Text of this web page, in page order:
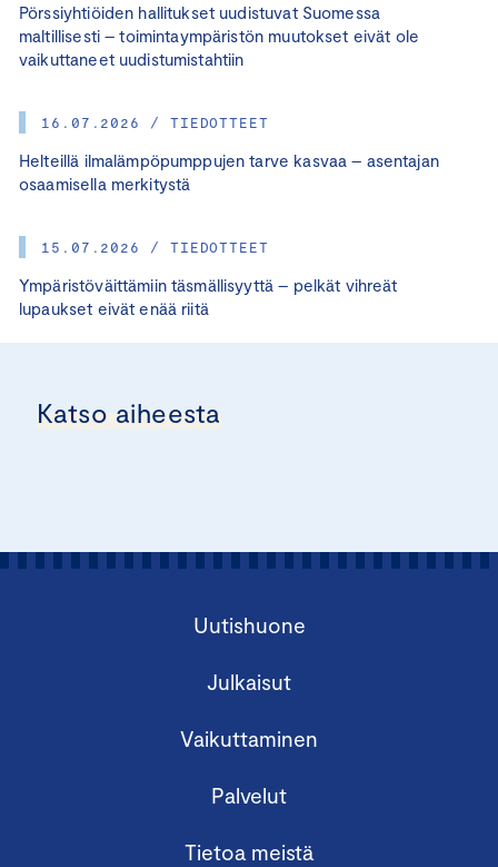
Pörssiyhtiöiden hallitukset uudistuvat Suomessa
maltillisesti – toimintaympäristön muutokset eivät ole
vaikuttaneet uudistumistahtiin
16.07.2026 / TIEDOTTEET
Helteillä ilmalämpöpumppujen tarve kasvaa – asentajan
osaamisella merkitystä
15.07.2026 / TIEDOTTEET
Ympäristöväittämiin täsmällisyyttä – pelkät vihreät
lupaukset eivät enää riitä
Katso aiheesta
Uutishuone
Julkaisut
Vaikuttaminen
Palvelut
Tietoa meistä